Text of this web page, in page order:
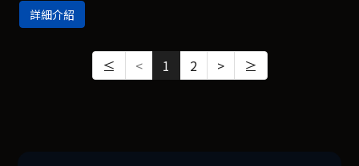
詳細介紹
≤ < 1 2 > ≥